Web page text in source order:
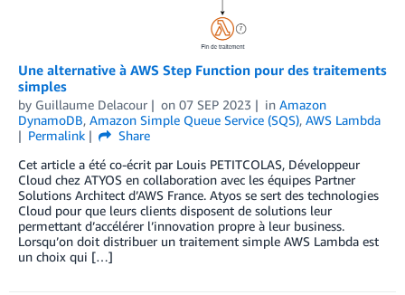
Une alternative à AWS Step Function pour des traitements
simples
by Guillaume Delacour on 07 SEP 2023 in Amazon
DynamoDB, Amazon Simple Queue Service (SQS), AWS Lambda
Permalink
Share
Cet article a été co-écrit par Louis PETITCOLAS, Développeur
Cloud chez ATYOS en collaboration avec les équipes Partner
Solutions Architect d’AWS France. Atyos se sert des technologies
Cloud pour que leurs clients disposent de solutions leur
permettant d’accélérer l’innovation propre à leur business.
Lorsqu’on doit distribuer un traitement simple AWS Lambda est
un choix qui […]